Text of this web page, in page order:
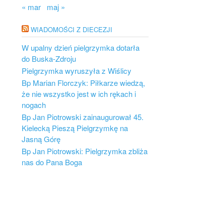
« mar maj »
WIADOMOŚCI Z DIECEZJI
W upalny dzień pielgrzymka dotarła
do Buska-Zdroju
Pielgrzymka wyruszyła z Wiślicy
Bp Marian Florczyk: Piłkarze wiedzą,
że nie wszystko jest w ich rękach i
nogach
Bp Jan Piotrowski zainaugurował 45.
Kielecką Pieszą Pielgrzymkę na
Jasną Górę
Bp Jan Piotrowski: Pielgrzymka zbliża
nas do Pana Boga